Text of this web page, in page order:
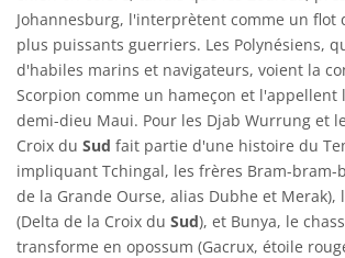
Johannesburg, l'interprètent comme un flot
plus puissants guerriers. Les Polynésiens,
d'habiles marins et navigateurs, voient la
Scorpion comme un hameçon et l'appellent
demi-dieu Maui. Pour les Djab Wurrung et
Croix du Sud fait partie d'une histoire du
impliquant Tchingal, les frères Bram-bram-
de la Grande Ourse, alias Dubhe et Merak),
(Delta de la Croix du Sud), et Bunya, le
transforme en opossum (Gacrux, étoile